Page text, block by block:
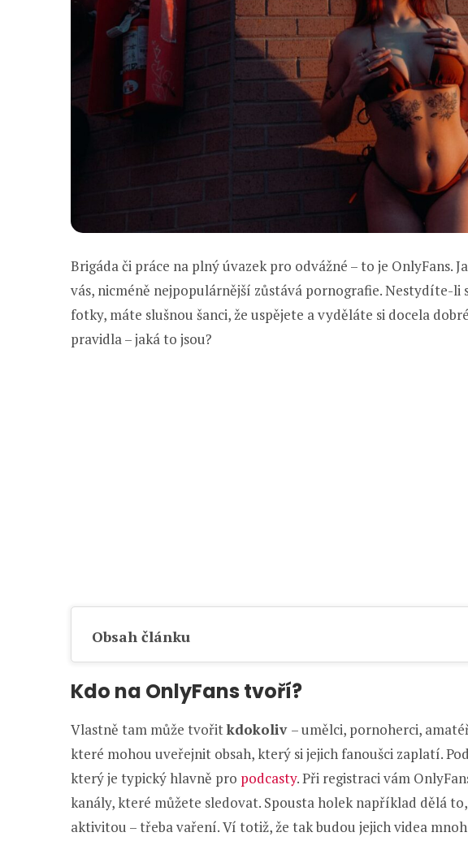
Brigáda či práce na plný úvazek pro odvážné – to je OnlyFans.
vás, nicméně nejpopulárnější zůstává pornografie. Nestydíte-li
fotky, máte slušnou šanci, že uspějete a vyděláte si docela
pravidla – jaká to jsou?
Obsah článku
Kdo na OnlyFans tvoří?
Vlastně tam může tvořitkdokoliv – umělci, pornoherci,
které mohou uveřejnit obsah, který si jejich fanoušci zaplatí.
který je typický hlavně pro podcasty. Při registraci vám
kanály, které můžete sledovat. Spousta holek například dělá
aktivitou – třeba vaření. Ví totiž, že tak budou jejich videa